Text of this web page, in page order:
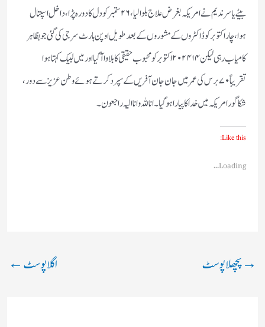
بیٹے یاسرندیم نے امریکہ بغرض علاج بلوالیا ، ۲۶ ستمبر کو دل کا دورہ پڑا، داخل اسپتال
ہوا، چار اکتوبر کو ڈاکٹروں کے مشوروں کے بعد طویل اوپن ہارٹ سرجی کی گئی جو بظاہر
کامیاب رہی لیکن ۱۴ ۲۰۲۴ اکتوبر کو محبوب حقیقی کا بلاوا آگیا اور میں لبیک کہتا ہوا
تقریباً ۷۰ برس کی عمر میں جان جان آفریں کے سپرد کرتے ہوئے وطن عزیز سے دور،
شکاگور امریکہ میں خدا کا پیارا ہوگیا۔ انا للہ وانا الیہ راجعون۔
Like this:
Loading...
→پچھلا پوسٹ اگلا پوسٹ←